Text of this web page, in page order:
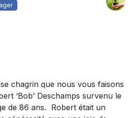
chagrin que nous vous faisons
‘Bob’ Deschamps survenu le
de 86 ans. Robert était un